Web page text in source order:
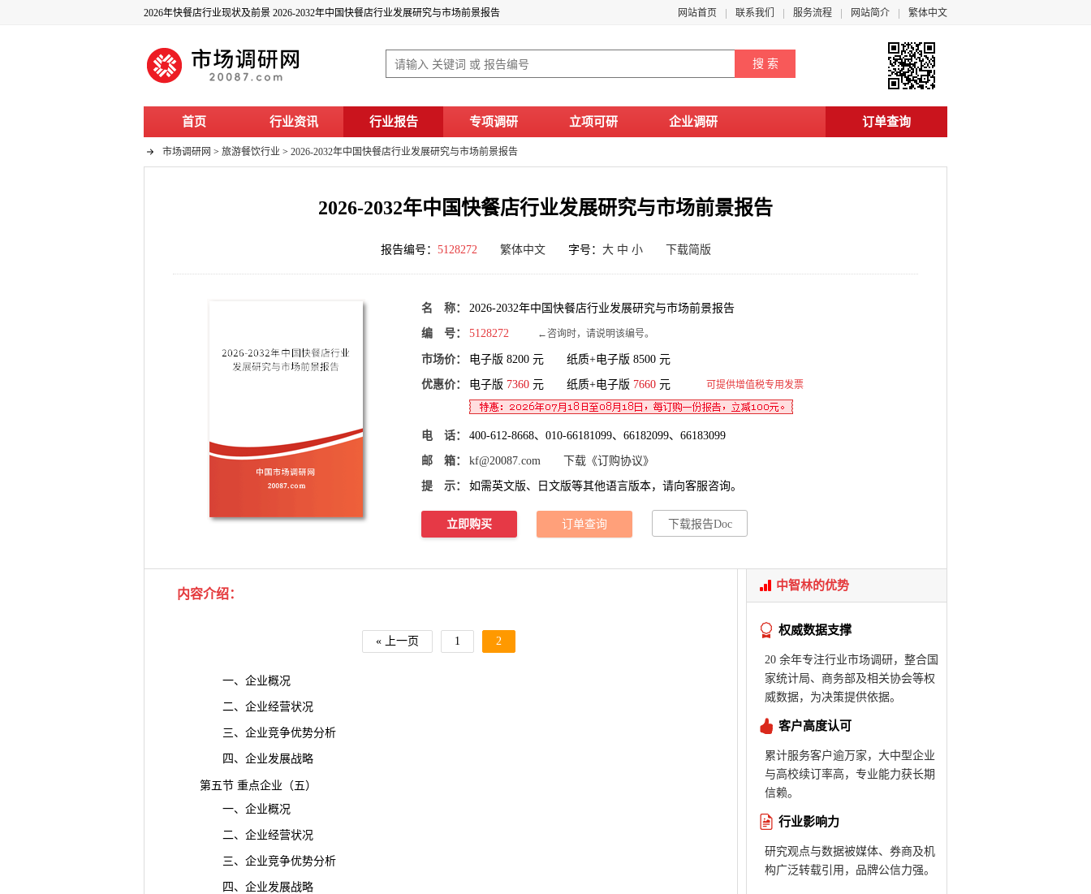
2026年快餐店行业现状及前景 2026-2032年中国快餐店行业发展研究与市场前景报告 网站首页 联系我们 服务流程 网站简介 繁体中文
首页 行业资讯 行业报告 专项调研 立项可研 企业调研 订单查询
市场调研网 > 旅游餐饮行业 > 2026-2032年中国快餐店行业发展研究与市场前景报告
2026-2032年中国快餐店行业发展研究与市场前景报告
报告编号： 5128272 繁体中文字号： 大 中 小 下载简版
名 称： 2026-2032年中国快餐店行业发展研究与市场前景报告
编 号： 5128272 ←咨询时，请说明该编号。
市场价： 电子版 8200 元 纸质+电子版 8500 元
优惠价： 电子版 7360 元 纸质+电子版 7660 元 可提供增值税专用发票
电 话： 400-612-8668、010-66181099、66182099、66183099
邮 箱： kf@20087.com 下载《订购协议》
提 示： 如需英文版、日文版等其他语言版本，请向客服咨询。
立即购买 订单查询 下载报告Doc
内容介绍：
« 上一页 1 2
一、企业概况
二、企业经营状况
三、企业竞争优势分析
四、企业发展战略
第五节 重点企业（五）
一、企业概况
二、企业经营状况
三、企业竞争优势分析
四、企业发展战略
中智林的优势
权威数据支撑
20 余年专注行业市场调研，整合国
家统计局、商务部及相关协会等权
威数据，为决策提供依据。
客户高度认可
累计服务客户逾万家，大中型企业
与高校续订率高，专业能力获长期
信赖。
行业影响力
研究观点与数据被媒体、券商及机
构广泛转载引用，品牌公信力强。